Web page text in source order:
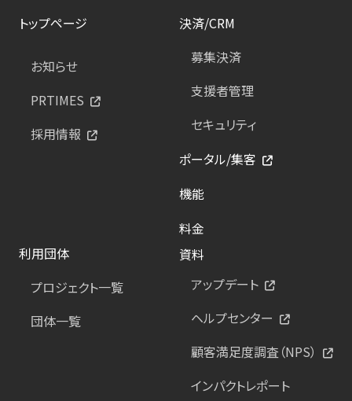
トップページ
お知らせ
PRTIMES
採用情報
決済/CRM
募集決済
支援者管理
セキュリティ
ポータル/集客
機能
料金
利用団体
プロジェクト一覧
団体一覧
資料
アップデート
ヘルプセンター
顧客満足度調査（NPS）
インパクトレポート